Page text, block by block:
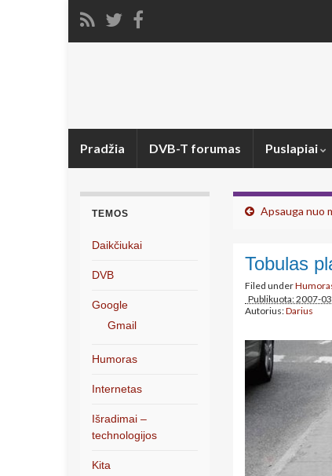
Pradžia DVB-T forumas Puslapiai
Apsauga nuo
Tobulas
Filed under
Publikuota: 2007-
Autorius:Darius
TEMOS
Daikčiukai
DVB
Google
Gmail
Humoras
Internetas
Išradimai –
technologijos
Kita